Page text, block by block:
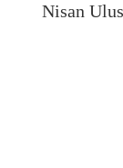
Nisan